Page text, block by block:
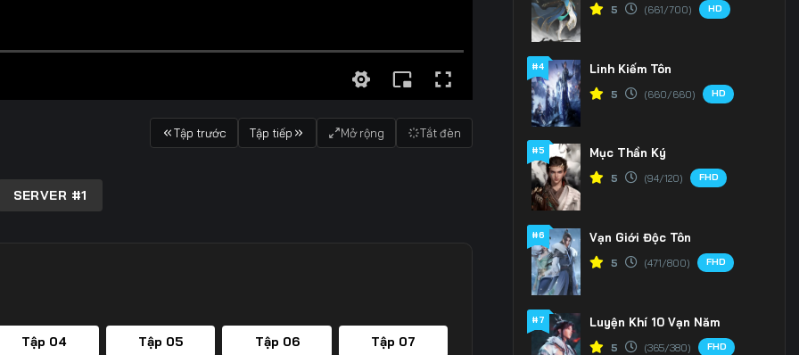
Tập trước Tập tiếp Mở rộng Tắt đèn
SERVER #1
Tập 04 Tập 05 Tập 06 Tập 07
5 (661/700) HD
#4 Linh Kiếm Tôn
5 (660/660) HD
#5 Mục Thần Ký
5 (94/120) FHD
#6 Vạn Giới Độc Tôn
5 (471/800) FHD
#7 Luyện Khí 10 Vạn Năm
5 (365/380) FHD